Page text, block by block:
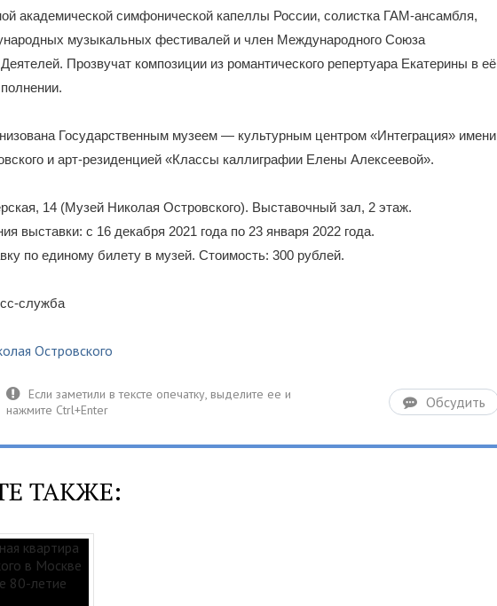
академической симфонической капеллы России, солистка ГАМ-ансамбля,
музыкальных фестивалей и член Международного Союза
Прозвучат композиции из романтического репертуара Екатерины в её
Государственным музеем — культурным центром «Интеграция» имени
и арт-резиденцией «Классы каллиграфии Елены Алексеевой».
14 (Музей Николая Островского). Выставочный зал, 2 этаж.
выставки: с 16 декабря 2021 года по 23 января 2022 года.
по единому билету в музей. Стоимость: 300 рублей.
служба
Островского
Обсудить
ТАКЖЕ: